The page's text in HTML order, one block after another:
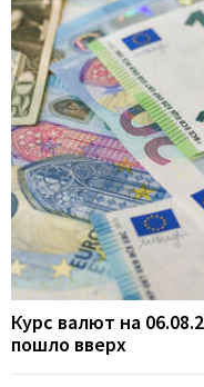
Курс валют на
пошло вверх